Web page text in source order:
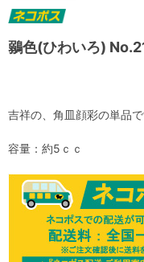
鶸色(ひわいろ)
吉祥の、角皿顔彩の単品で
容量：約5ｃｃ